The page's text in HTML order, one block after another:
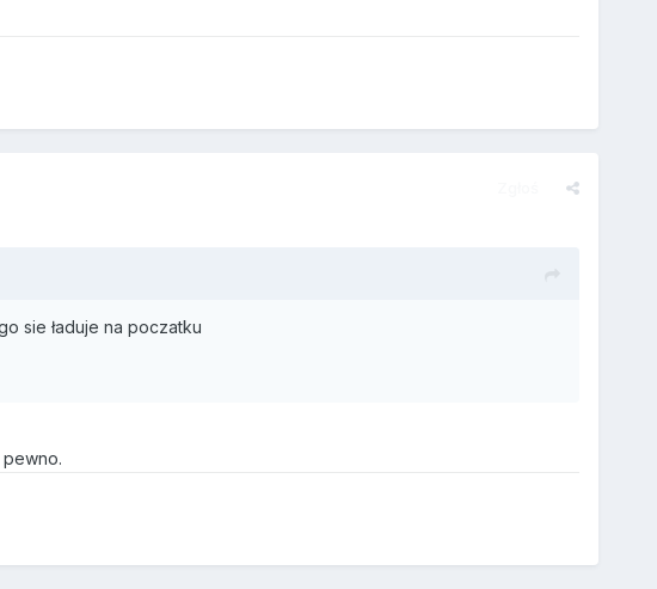
sie ładuje na poczatku